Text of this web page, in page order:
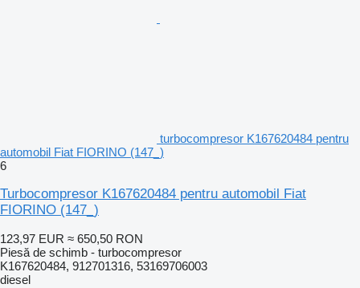
turbocompresor K167620484 pentru
automobil Fiat FIORINO (147_)
6
Turbocompresor K167620484 pentru automobil Fiat
FIORINO (147_)
123,97 EUR ≈ 650,50 RON
Piesă de schimb - turbocompresor
K167620484, 912701316, 53169706003
diesel